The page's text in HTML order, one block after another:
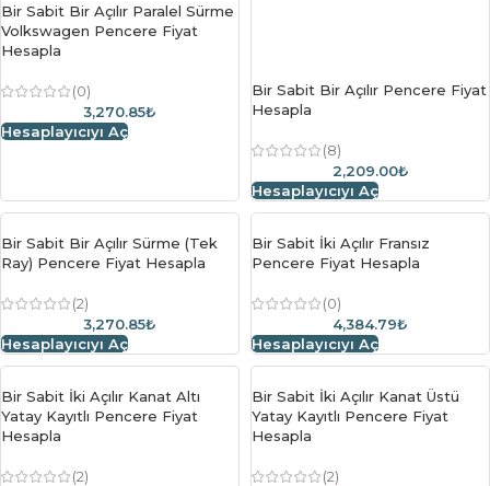
Bir Sabit Bir Açılır Paralel Sürme
Volkswagen Pencere Fiyat
Hesapla
(0)
3,270.85₺
Hesaplayıcıyı Aç
Bir Sabit Bir Açılır Pencere Fiyat
Hesapla
(8)
2,209.00₺
Hesaplayıcıyı Aç
Bir Sabit Bir Açılır Sürme (Tek
Ray) Pencere Fiyat Hesapla
(2)
3,270.85₺
Hesaplayıcıyı Aç
Bir Sabit İki Açılır Fransız
Pencere Fiyat Hesapla
(0)
4,384.79₺
Hesaplayıcıyı Aç
Bir Sabit İki Açılır Kanat Altı
Yatay Kayıtlı Pencere Fiyat
Hesapla
(2)
Bir Sabit İki Açılır Kanat Üstü
Yatay Kayıtlı Pencere Fiyat
Hesapla
(2)